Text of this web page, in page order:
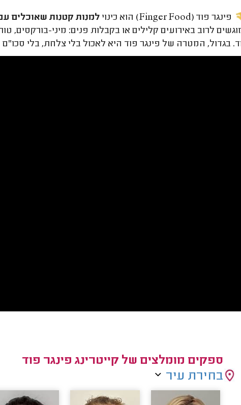
פינגר פוד (Finger Food) הוא כינוי
למנות קטנות שאוכלים
לרוב באירועים קלילים או בקבלות פנים: מיני-בורקסים,
בגדול, המטרה של פינגר פוד היא לאכול בלי צלחת, בלי סכו"ם
ספקים מומלצים של קייטרינג פינגר פוד
בחירת עיר